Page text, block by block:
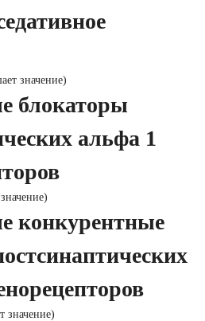
значение)
блокаторы
альфа 1
конкурентные
значение)